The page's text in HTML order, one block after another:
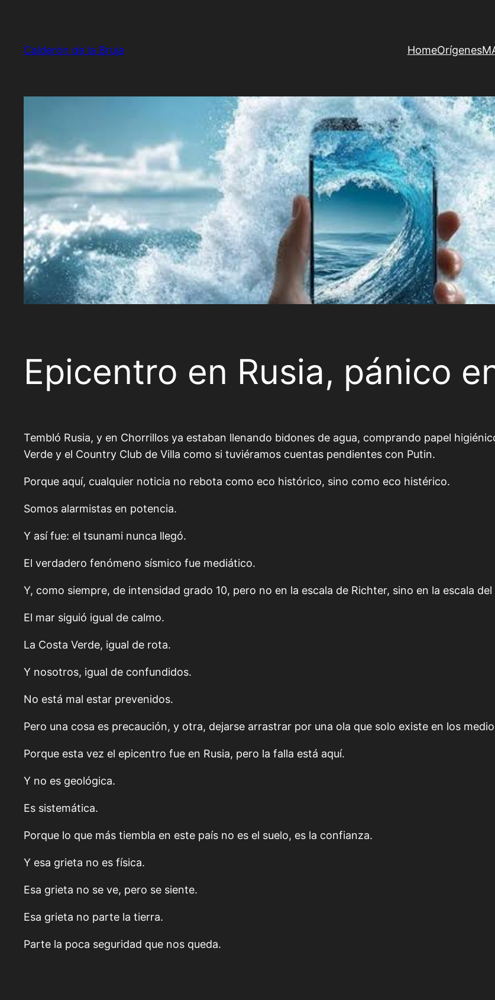
contenido
Calderón de la Bruja HomeOrígenes
Epicentro en Rusia, pánico
Tembló Rusia, y en Chorrillos ya estaban llenando bidones de agua, comprando papel
Verde y el Country Club de Villa como si tuviéramos cuentas pendientes con Putin.
Porque aquí, cualquier noticia no rebota como eco histórico, sino como eco histérico.
Somos alarmistas en potencia.
Y así fue: el tsunami nunca llegó.
El verdadero fenómeno sísmico fue mediático.
Y, como siempre, de intensidad grado 10, pero no en la escala de Richter, sino en la escala
El mar siguió igual de calmo.
La Costa Verde, igual de rota.
Y nosotros, igual de confundidos.
No está mal estar prevenidos.
Pero una cosa es precaución, y otra, dejarse arrastrar por una ola que solo existe en los
Porque esta vez el epicentro fue en Rusia, pero la falla está aquí.
Y no es geológica.
Es sistemática.
Porque lo que más tiembla en este país no es el suelo, es la confianza.
Y esa grieta no es física.
Esa grieta no se ve, pero se siente.
Esa grieta no parte la tierra.
Parte la poca seguridad que nos queda.